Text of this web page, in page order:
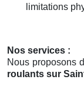
limitations
Nos services :
Nous proposons
roulants sur